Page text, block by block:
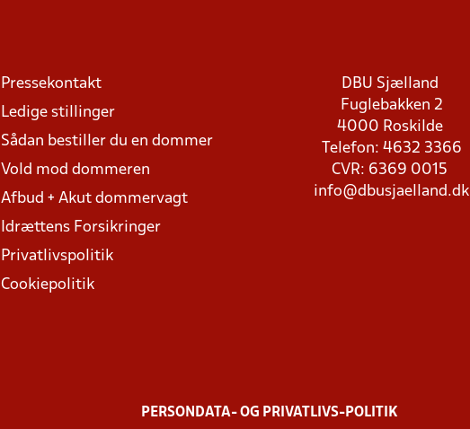
Pressekontakt
Ledige stillinger
Sådan bestiller du en dommer
Vold mod dommeren
Afbud + Akut dommervagt
Idrættens Forsikringer
Privatlivspolitik
Cookiepolitik
DBU Sjælland
Fuglebakken 2
4000 Roskilde
Telefon: 4632 3366
CVR: 6369 0015
info@dbusjaelland.dk
PERSONDATA- OG PRIVATLIVS-POLITIK